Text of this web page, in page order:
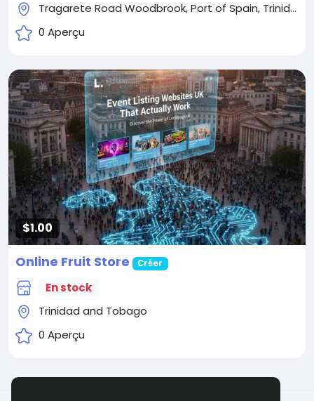
Tragarete Road Woodbrook, Port of Spain, Trinidad and Tobago
0 Aperçu
$1.00
Online Fruit Store Créer
En stock
Trinidad and Tobago
0 Aperçu